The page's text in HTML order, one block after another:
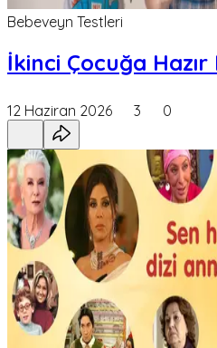
Bebeveyn Testleri
İkinci Çocuğa Hazır
12 Haziran 2026 3 0